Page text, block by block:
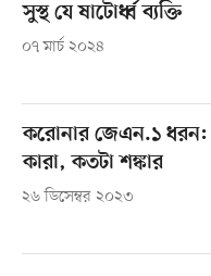
সুস্থ যে ষাটোর্ধ্ব ব্যক্তি
০৭ মার্চ ২০২৪
করোনার জেএন.১
কারা, কতটা শঙ্কার
২৬ ডিসেম্বর ২০২৩